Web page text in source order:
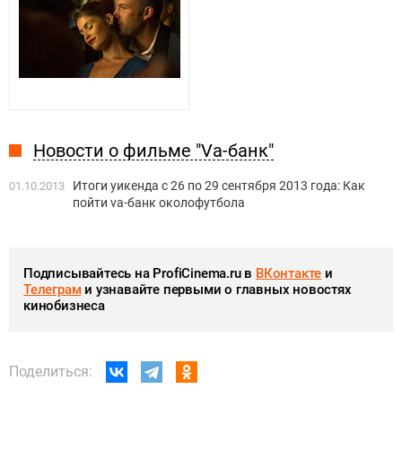
Новости о фильме "Vа-банк"
01.10.2013
Итоги уикенда c 26 по 29 сентября 2013 года: Как
пойти va-банк околофутбола
Подписывайтесь на ProfiCinema.ru в ВКонтакте и
Телеграми узнавайте первыми о главных новостях
кинобизнеса
Поделиться: